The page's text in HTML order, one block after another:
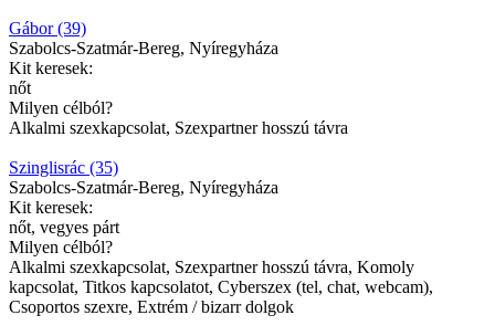
Gábor (39)
Szabolcs-Szatmár-Bereg, Nyíregyháza
Kit keresek:
nőt
Milyen célból?
Alkalmi szexkapcsolat, Szexpartner hosszú távra
Szinglisrác (35)
Szabolcs-Szatmár-Bereg, Nyíregyháza
Kit keresek:
nőt, vegyes párt
Milyen célból?
Alkalmi szexkapcsolat, Szexpartner hosszú távra, Komoly
kapcsolat, Titkos kapcsolatot, Cyberszex (tel, chat, webcam),
Csoportos szexre, Extrém / bizarr dolgok